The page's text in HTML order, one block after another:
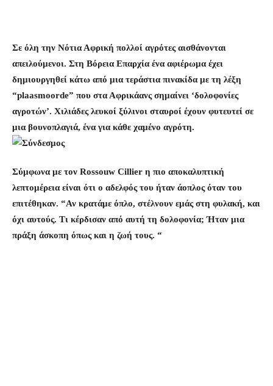
Σε όλη την Νότια Αφρική πολλοί αγρότες αισθάνονται
απειλούμενοι. Στη Βόρεια Επαρχία ένα αφιέρωμα έχει
δημιουργηθεί κάτω από μια τεράστια πινακίδα με τη λέξη
“plaasmoorde” που στα Αφρικάανς σημαίνει ‘δολοφονίες
αγροτών’. Χιλιάδες λευκοί ξύλινοι σταυροί έχουν φυτευτεί σε
μια βουνοπλαγιά, ένα για κάθε χαμένο αγρότη.
Σύμφωνα με τον Rossouw Cillier η πιο αποκαλυπτική
λεπτομέρεια είναι ότι ο αδελφός του ήταν άοπλος όταν του
επιτέθηκαν. “Αν κρατάμε όπλο, στέλνουν εμάς στη φυλακή, και
όχι αυτούς. Τι κέρδισαν από αυτή τη δολοφονία; Ήταν μια
πράξη άσκοπη όπως και η ζωή τους. “